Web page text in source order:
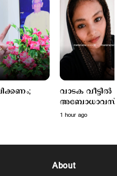
തിരച്ചില്‍ ഊര്‍ജിതം;
കൂട്ടും
വാടക വീട്ടില്‍
1 hour ago
About